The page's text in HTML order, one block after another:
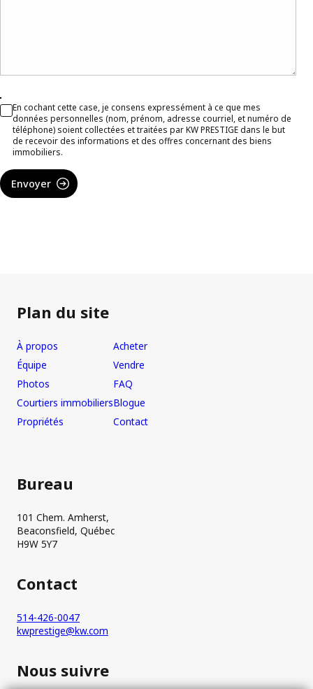
En cochant cette case, je consens expressément à ce que mes
données personnelles (nom, prénom, adresse courriel, et numéro de
téléphone) soient collectées et traitées par KW PRESTIGE dans le but
de recevoir des informations et des offres concernant des biens
immobiliers.
Envoyer
Plan du site
À propos
Équipe
Photos
Courtiers immobiliers
Propriétés
Acheter
Vendre
FAQ
Blogue
Contact
Bureau
101 Chem. Amherst,
Beaconsfield, Québec
H9W 5Y7
Contact
514-426-0047
kwprestige@kw.com
Nous suivre